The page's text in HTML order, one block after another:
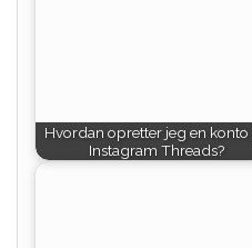
Hvordan opretter jeg en konto
Instagram Threads?